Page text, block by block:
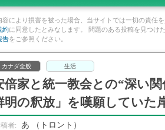
容により損害を被った場合、当サイトでは一切の責任
約に同意したとみなします。 問題のある投稿を見つけ
告をご参照ください。
カナダ全般 生活
倍家と統一教会との“深い
明の釈放」を嘆願していた
あ （トロント）